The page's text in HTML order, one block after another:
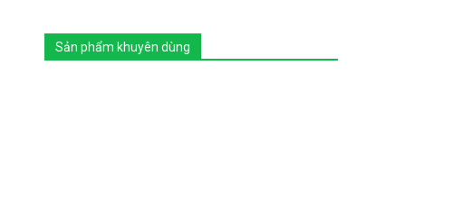
Sản phẩm khuyên dùng